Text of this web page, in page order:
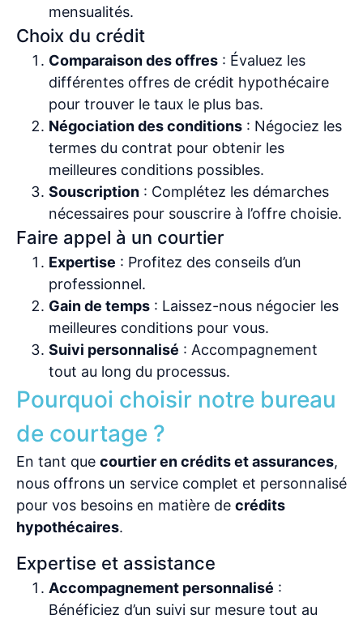
mensualités.
Choix du crédit
Comparaison des offres : Évaluez les
différentes offres de crédit hypothécaire
pour trouver le taux le plus bas.
Négociation des conditions : Négociez les
termes du contrat pour obtenir les
meilleures conditions possibles.
Souscription : Complétez les démarches
nécessaires pour souscrire à l’offre choisie.
Faire appel à un courtier
Expertise : Profitez des conseils d’un
professionnel.
Gain de temps : Laissez-nous négocier les
meilleures conditions pour vous.
Suivi personnalisé : Accompagnement
tout au long du processus.
Pourquoi choisir notre bureau
de courtage ?
En tant que courtier en crédits et assurances,
nous offrons un service complet et personnalisé
pour vos besoins en matière de crédits
hypothécaires.
Expertise et assistance
Accompagnement personnalisé :
Bénéficiez d’un suivi sur mesure tout au